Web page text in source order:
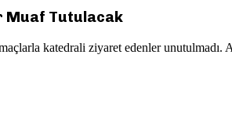
Muaf Tutulacak
katedrali ziyaret edenler